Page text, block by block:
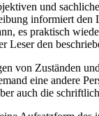
und
informiert den
es praktisch
Leser den
von Zuständen
eine andere
auch die